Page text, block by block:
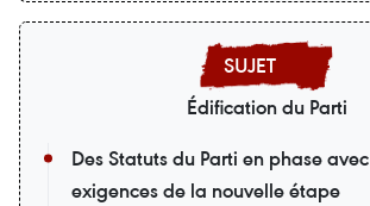
Édification du Parti
Des Statuts du Parti en phase
exigences de la nouvelle étape